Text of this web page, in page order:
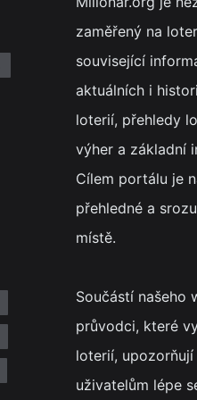
zaměřený na
související
aktuálních i
loterií, přehledy
výher a základní
Cílem portálu je
přehledné a
místě.
Součástí našeho
průvodci, které
loterií,
uživatelům lépe